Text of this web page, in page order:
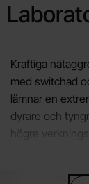
produkter
Kraftiga
med switchad
lämnar en
dyrare och
högre